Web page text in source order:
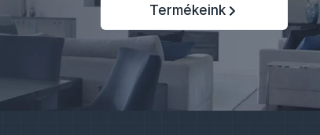
Termékeink